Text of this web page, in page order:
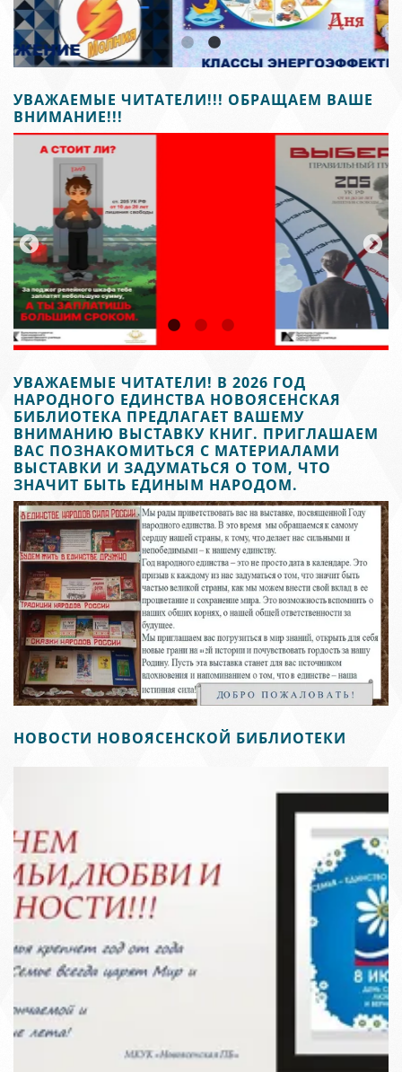
УВАЖАЕМЫЕ ЧИТАТЕЛИ!!! ОБРАЩАЕМ ВАШЕ
ВНИМАНИЕ!!!
УВАЖАЕМЫЕ ЧИТАТЕЛИ! В 2026 ГОД
НАРОДНОГО ЕДИНСТВА НОВОЯСЕНСКАЯ
БИБЛИОТЕКА ПРЕДЛАГАЕТ ВАШЕМУ
ВНИМАНИЮ ВЫСТАВКУ КНИГ. ПРИГЛАШАЕМ
ВАС ПОЗНАКОМИТЬСЯ С МАТЕРИАЛАМИ
ВЫСТАВКИ И ЗАДУМАТЬСЯ О ТОМ, ЧТО
ЗНАЧИТ БЫТЬ ЕДИНЫМ НАРОДОМ.
в
НОВОСТИ НОВОЯСЕНСКОЙ БИБЛИОТЕКИ